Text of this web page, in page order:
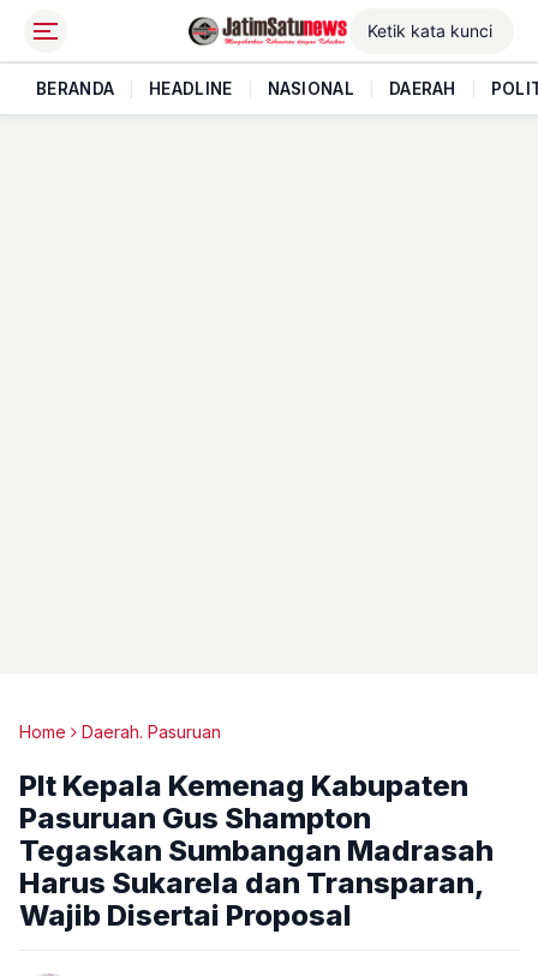
BERANDA HEADLINE NASIONAL DAERAH
Home Daerah. Pasuruan
Plt Kepala Kemenag Kabupaten
Pasuruan Gus Shampton
Tegaskan Sumbangan Madrasah
Harus Sukarela dan Transparan,
Wajib Disertai Proposal